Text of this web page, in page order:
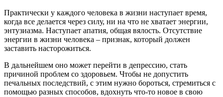
Практически у каждого человека в жизни наступает время,
когда все делается через силу, ни на что не хватает энергии,
энтузиазма. Наступает апатия, общая вялость. Отсутствие
энергии в жизни человека – признак, который должен
заставить насторожиться.
В дальнейшем оно может перейти в депрессию, стать
причиной проблем со здоровьем. Чтобы не допустить
печальных последствий, с этим нужно бороться, стремиться с
помощью разных способов, вдохнуть что-то новое в свою